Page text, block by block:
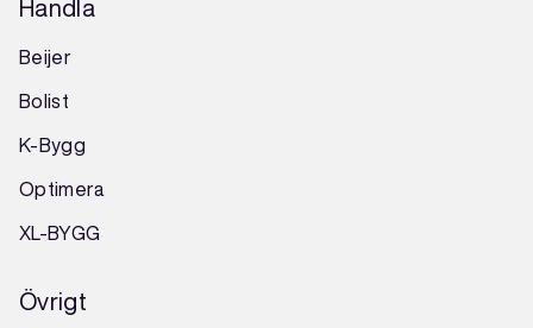
Handla
Beijer
Bolist
K-Bygg
Optimera
XL-BYGG
Övrigt